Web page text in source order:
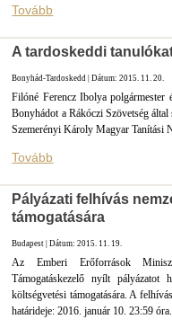
Tovább
A tardoskeddi
Bonyhád-Tardoskedd | Dátum: 2015. 11. 20.
Filóné Ferencz Ibolya polgármester
Bonyhádot a Rákóczi Szövetség
Szemerényi Károly Magyar Tanítási
Tovább
Pályázati felhívás
támogatására
Budapest | Dátum: 2015. 11. 19.
Az Emberi Erőforrások
Támogatáskezelő nyílt
költségvetési támogatására. A
határideje: 2016. január 10. 23:59